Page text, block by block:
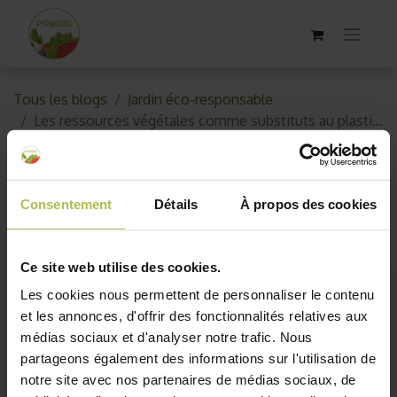
Consentement Détails À propos des cookies
Ce site web utilise des cookies.
Les cookies nous permettent de personnaliser le contenu
et les annonces, d'offrir des fonctionnalités relatives aux
médias sociaux et d'analyser notre trafic. Nous
partageons également des informations sur l'utilisation de
notre site avec nos partenaires de médias sociaux, de
Tous les blogs
Jardin éco-responsable
Les ressources végétales comme substituts au plastique
Les ressources végétales
comme substituts au plastique